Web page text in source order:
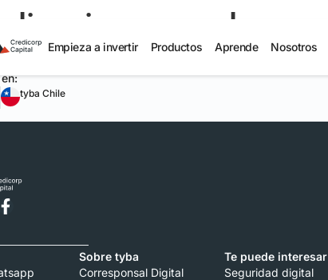
Empieza a invertir Productos Aprende Nosotros
en el app
tyba Chile
Sobre tyba
Corresponsal Digital
Te puede interesar
Seguridad digital